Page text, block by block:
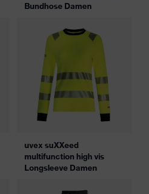
Bundhose Damen
uvex suXXeed
multifunction high vis
Longsleeve Damen